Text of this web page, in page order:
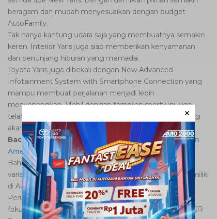
beragam dan mudah menyesuaikan dengan budget
AutoFamily.
Tak hanya kantung udara saja yang membuatnya semakin
keren. Interior Yaris juga siap memberikan kenyamanan
dan penunjang hiburan yang memadai.
Toyota Yaris juga dibekali dengan New Advanced
Infotainment System with Smartphone Connection yang
mampu membuat perjalanan menjadi lebih
menyenangkan. Mobil dengan tampilan sporty ini juga
telah dilengkapi dengan New Rear Parking Camera yang
akan semakin memudahkan pengemudi ketika parkir.
Baca juga:4 Cara Memundurkan Mobil Manual dengan
Aman
Bahkan kini Yaris juga semakin sporty berkat hadirnya
varian GR Sport. Toyota Yaris GR Sport yang bisa Anda miliki
di Auto2000 ini menjadi flagship dalam line up.
Perubahan dan perbedaan di sektor eksterior menjadi
fokus utama pada Yaris GR Sport ini. Body utama Yaris GR